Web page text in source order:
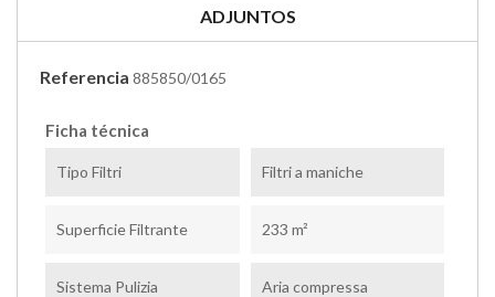
ADJUNTOS
Referencia 885850/0165
Ficha técnica
Tipo Filtri Filtri a maniche
Superficie Filtrante 233 m²
Sistema Pulizia Aria compressa